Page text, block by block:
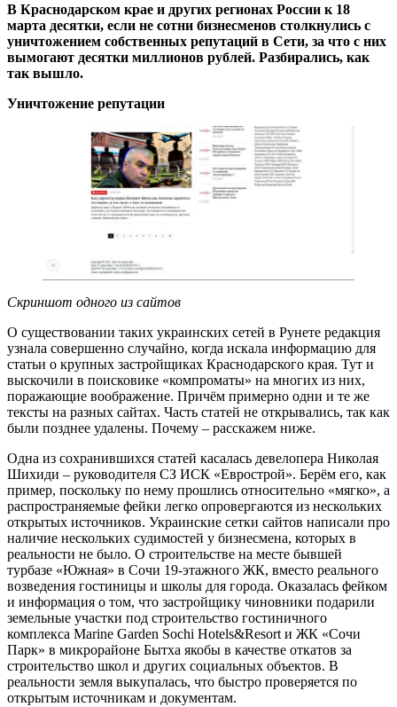
В Краснодарском крае и других регионах России к 18
марта десятки, если не сотни бизнесменов столкнулись с
уничтожением собственных репутаций в Сети, за что с них
вымогают десятки миллионов рублей. Разбирались, как
так вышло.
Уничтожение репутации
Скриншот одного из сайтов
О существовании таких украинских сетей в Рунете редакция
узнала совершенно случайно, когда искала информацию для
статьи о крупных застройщиках Краснодарского края. Тут и
выскочили в поисковике «компроматы» на многих из них,
поражающие воображение. Причём примерно одни и те же
тексты на разных сайтах. Часть статей не открывались, так как
были позднее удалены. Почему – расскажем ниже.
Одна из сохранившихся статей касалась девелопера Николая
Шихиди – руководителя СЗ ИСК «Еврострой». Берём его, как
пример, поскольку по нему прошлись относительно «мягко», а
распространяемые фейки легко опровергаются из нескольких
открытых источников. Украинские сетки сайтов написали про
наличие нескольких судимостей у бизнесмена, которых в
реальности не было. О строительстве на месте бывшей
турбазе «Южная» в Сочи 19-этажного ЖК, вместо реального
возведения гостиницы и школы для города. Оказалась фейком
и информация о том, что застройщику чиновники подарили
земельные участки под строительство гостиничного
комплекса Marine Garden Sochi Hotels&Resort и ЖК «Сочи
Парк» в микрорайоне Бытха якобы в качестве откатов за
строительство школ и других социальных объектов. В
реальности земля выкупалась, что быстро проверяется по
открытым источникам и документам.